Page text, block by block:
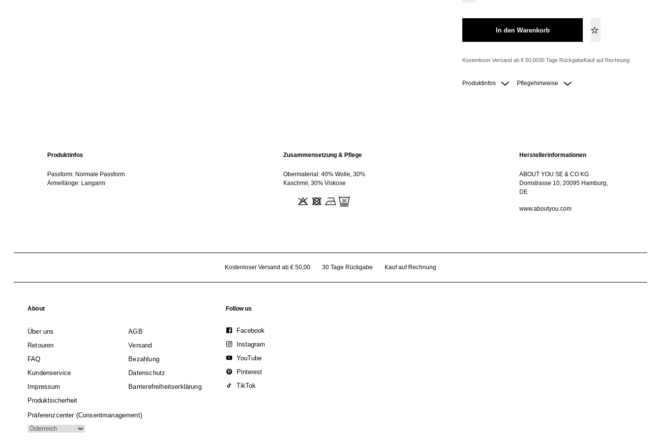
In den Warenkorb
Kostenloser Versand ab € 50,0030 Tage RückgabeKauf auf Rechnung
Produktinfos Pflegehinweise
Produktinfos
Passform: Normale Passform
Ärmellänge: Langarm
Zusammensetzung & Pflege
Obermaterial: 40% Wolle, 30%
Kaschmir, 30% Viskose
Herstellerinformationen
ABOUT YOU SE & CO KG
Domstrasse 10, 20095 Hamburg,
DE
www.aboutyou.com
Kostenloser Versand ab € 50,00 30 Tage Rückgabe Kauf auf Rechnung
About
Über uns
AGB
Retouren
Versand
FAQ
Bezahlung
Kundenservice
Datenschutz
Impressum
Barrierefreiheitserklärung
Produktsicherheit
Präferenzcenter (Consentmanagement)
Follow us
Facebook
Instagram
YouTube
Pinterest
TikTok